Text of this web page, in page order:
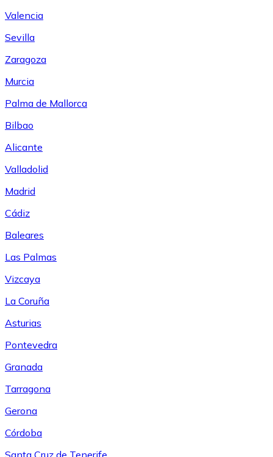
Valencia
Sevilla
Zaragoza
Murcia
Palma de Mallorca
Bilbao
Alicante
Valladolid
Madrid
Cádiz
Baleares
Las Palmas
Vizcaya
La Coruña
Asturias
Pontevedra
Granada
Tarragona
Gerona
Córdoba
Santa Cruz de Tenerife